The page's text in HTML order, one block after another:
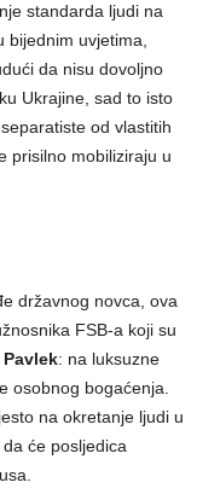
standarda ljudi na
uvjetima,
da nisu dovoljno
Ukrajine, sad to isto
od vlastitih
prisilno mobiliziraju u
državnog novca, ova
FSB-a koji su
Pavlek: na luksuzne
osobnog bogaćenja.
na okretanje ljudi u
će posljedica